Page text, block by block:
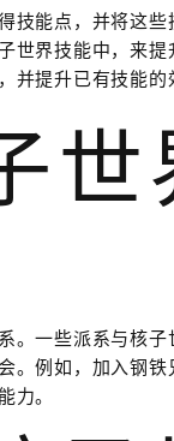
技能点，并将这
世界技能中，来
并提升已有技能的
世
。一些派系与核
。例如，加入钢
力。